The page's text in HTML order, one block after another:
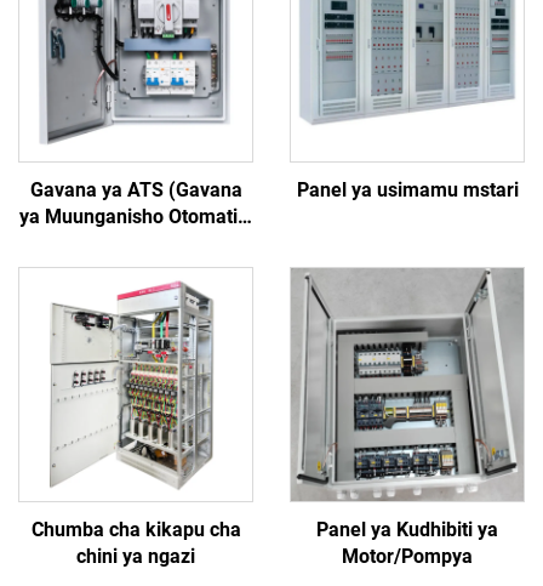
Gavana ya ATS (Gavana
ya Muunganisho Otomatiki
Panel ya usimamu mstari
Chumba cha kikapu cha
chini ya ngazi
Panel ya Kudhibiti ya
Motor/Pompya